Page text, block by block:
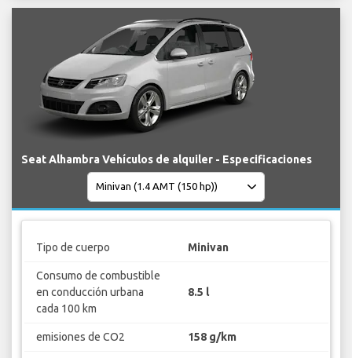
Seat Alhambra Vehículos de alquiler - Especificaciones
Tipo de cuerpo Minivan
Consumo de combustible
en conducción urbana
cada 100 km
8.5 l
emisiones de CO2 158 g/km